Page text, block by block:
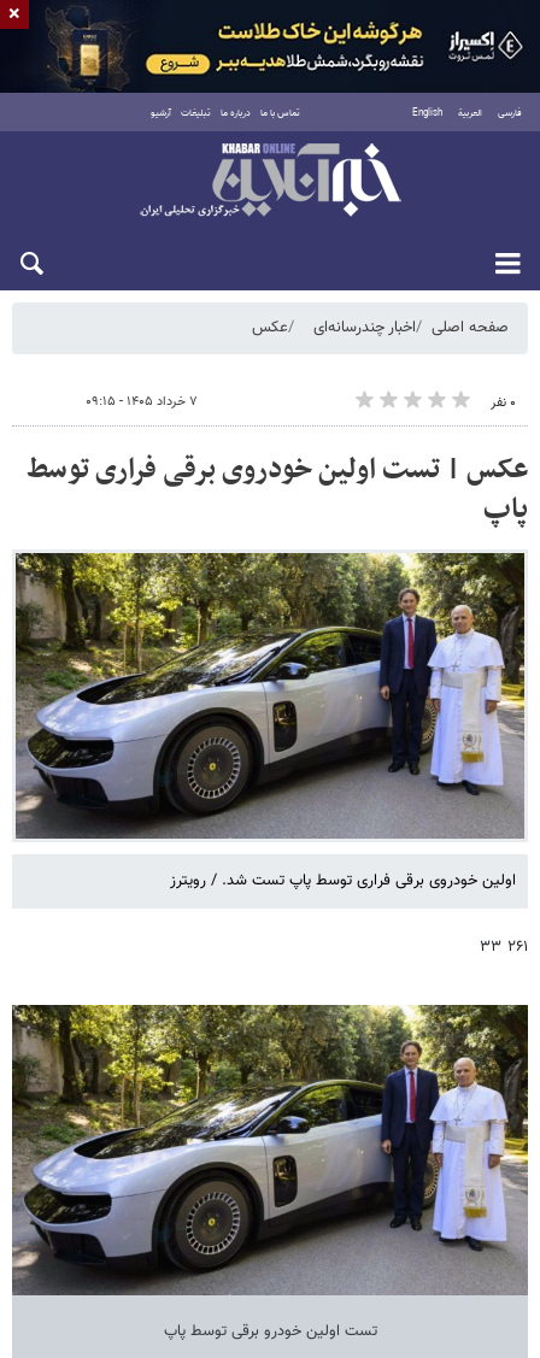
فارسی العربية English تماس با ما درباره ما تبلیغات آرشیو
جمعه ۱۶ مرداد ۱۴۰۵
صفحه اصلی اخبار چندرسانه‌ای عکس
۰ نفر ۷ خرداد ۱۴۰۵ - ۰۹:۱۵
عکس | تست اولین خودروی برقی فراری توسط
پاپ
اولین خودروی برقی فراری توسط پاپ تست شد. / رویترز
۲۶۱ ۳۳
تست اولین خودرو برقی توسط پاپ
×